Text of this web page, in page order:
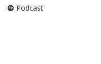
Podcast